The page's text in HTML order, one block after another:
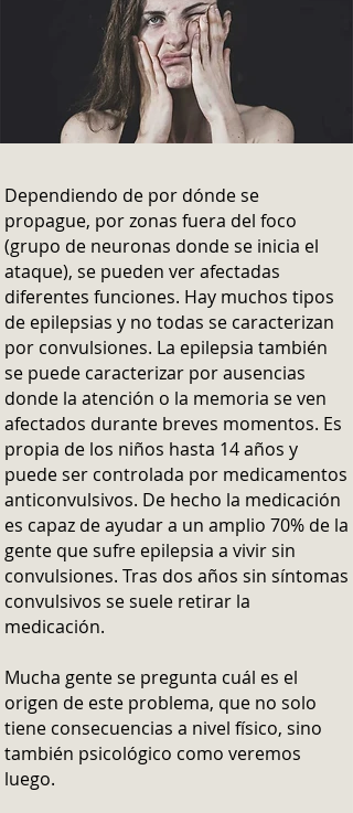
Dependiendo de por dónde se
propague, por zonas fuera del foco
(grupo de neuronas donde se inicia el
ataque), se pueden ver afectadas
diferentes funciones. Hay muchos tipos
de epilepsias y no todas se caracterizan
por convulsiones. La epilepsia también
se puede caracterizar por ausencias
donde la atención o la memoria se ven
afectados durante breves momentos. Es
propia de los niños hasta 14 años y
puede ser controlada por medicamentos
anticonvulsivos. De hecho la medicación
es capaz de ayudar a un amplio 70% de la
gente que sufre epilepsia a vivir sin
convulsiones. Tras dos años sin síntomas
convulsivos se suele retirar la
medicación.
Mucha gente se pregunta cuál es el
origen de este problema, que no solo
tiene consecuencias a nivel físico, sino
también psicológico como veremos
luego.